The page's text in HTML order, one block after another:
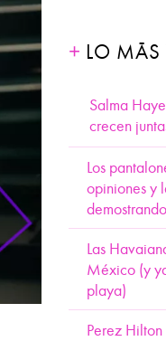
LO MÁS
Salma
crecen
Los
opiniones y
Las
México (y
playa)
Perez